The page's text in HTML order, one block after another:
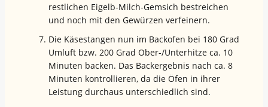
restlichen Eigelb-Milch-Gemsich bestreichen
und noch mit den Gewürzen verfeinern.
Die Käsestangen nun im Backofen bei 180 Grad
Umluft bzw. 200 Grad Ober-/Unterhitze ca. 10
Minuten backen. Das Backergebnis nach ca. 8
Minuten kontrollieren, da die Öfen in ihrer
Leistung durchaus unterschiedlich sind.